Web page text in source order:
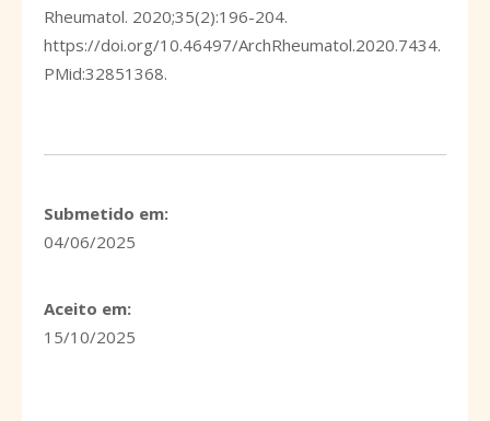
Rheumatol. 2020;35(2):196-204.
https://doi.org/10.46497/ArchRheumatol.2020.7434.
PMid:32851368.
Submetido em:
04/06/2025
Aceito em:
15/10/2025